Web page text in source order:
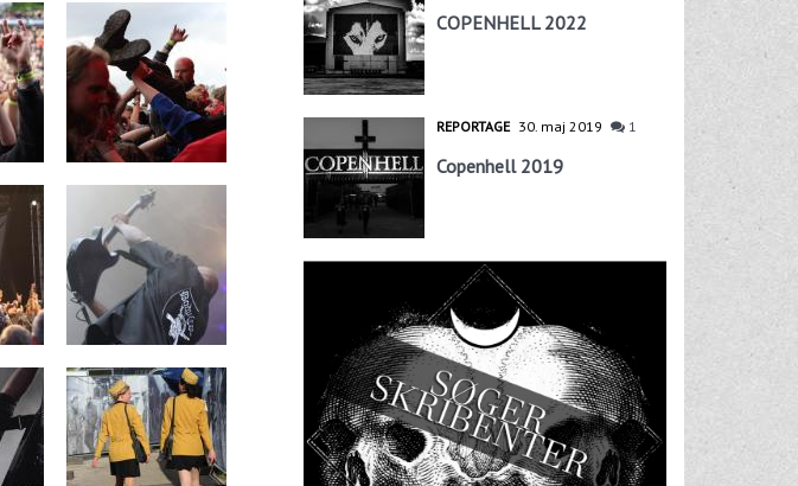
COPENHELL 2022
REPORTAGE 30. maj 2019 1
Copenhell 2019